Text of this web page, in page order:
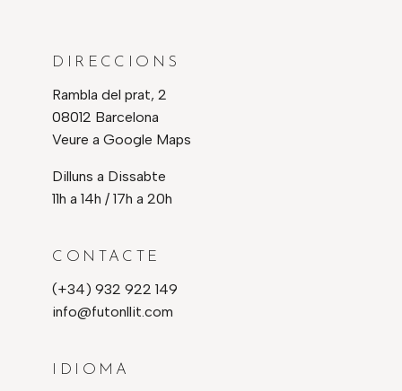
DIRECCIONS
Rambla del prat, 2
08012 Barcelona
Veure a Google Maps
Dilluns a Dissabte
11h a 14h / 17h a 20h
CONTACTE
(+34) 932 922 149
info@futonllit.com
IDIOMA